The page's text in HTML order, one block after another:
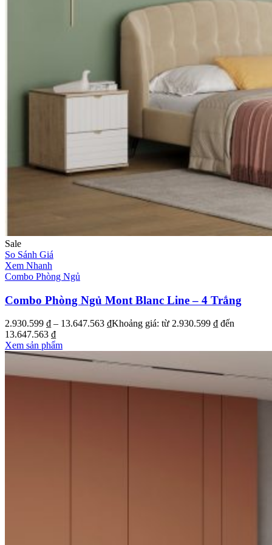
Sale
So Sánh Giá
Xem Nhanh
Combo Phòng Ngủ
Combo Phòng Ngủ Mont Blanc Line – 4 Trắng
2.930.599 ₫ – 13.647.563 ₫Khoảng giá: từ 2.930.599 ₫ đến
13.647.563 ₫
Xem sản phẩm